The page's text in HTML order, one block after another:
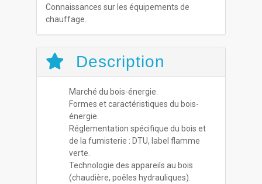
Connaissances sur les équipements de
chauffage.
Description
Marché du bois-énergie.
Formes et caractéristiques du bois-
énergie.
Réglementation spécifique du bois et
de la fumisterie : DTU, label flamme
verte.
Technologie des appareils au bois
(chaudière, poêles hydrauliques).